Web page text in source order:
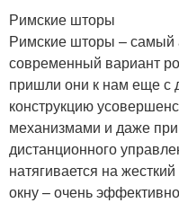
Римские шторы
Римские шторы – самый
современный вариант
пришли они к нам еще с
конструкцию
механизмами и даже
дистанционного
натягивается на
окну – очень